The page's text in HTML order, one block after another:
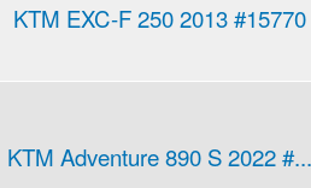
KTM EXC-F 250 2013 #15770
KTM Adventure 890 S 2022 #...